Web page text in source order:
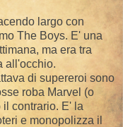
largo con
The Boys. E' una
ma era tra
all'occhio.
di supereroi sono
roba Marvel (o
contrario. E' la
e monopolizza il